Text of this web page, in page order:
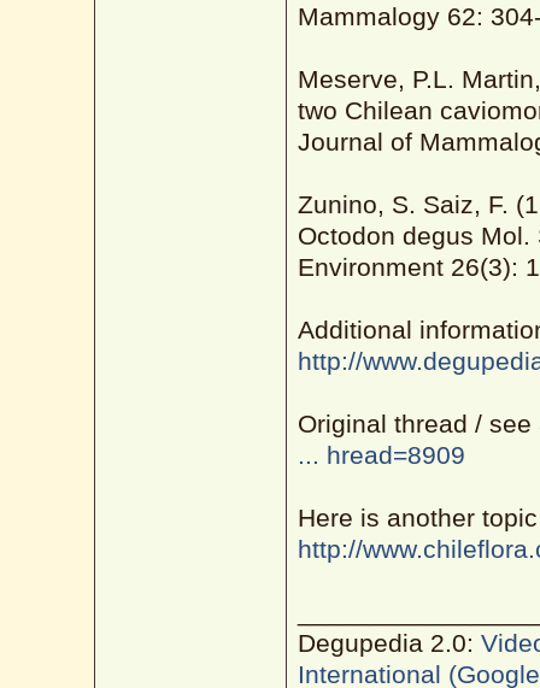
Mammalogy 62:
Meserve, P.L.
two Chilean
Journal of
Zunino, S. Saiz, F.
Octodon degus
Environment 26(3):
Additional
http://
Original thread /
... hread=8909
Here is another
http://
Degupedia 2.0:
International